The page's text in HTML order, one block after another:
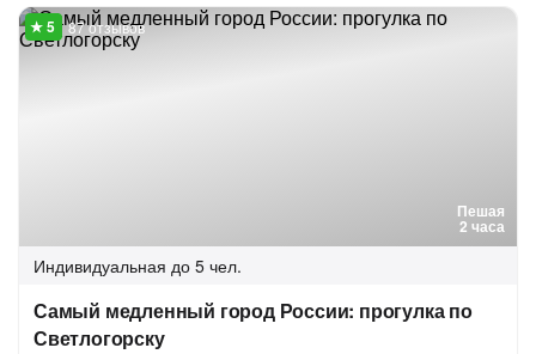
Пешая
2 часа
87 отзывов
Индивидуальная до 5 чел.
Самый медленный город России: прогулка по
Светлогорску